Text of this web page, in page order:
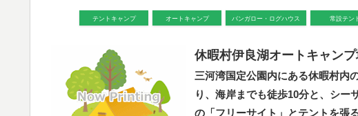
テントキャンプ オートキャンプ バンガロー・ログハウス 常設テン
休暇村伊良湖オートキャン
三河湾国定公園内にある休暇村内
り、海岸までも徒歩10分と、シー
の「フリーサイト」とテントを張